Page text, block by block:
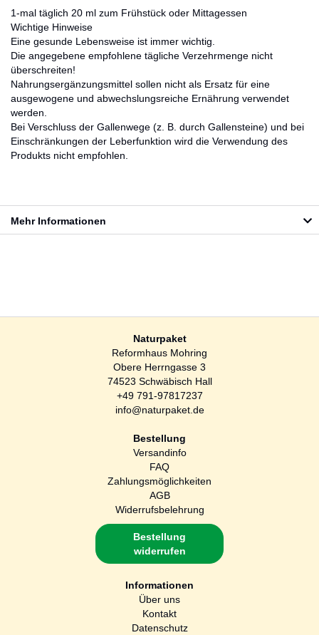
1-mal täglich 20 ml zum Frühstück oder Mittagessen
Wichtige Hinweise
Eine gesunde Lebensweise ist immer wichtig.
Die angegebene empfohlene tägliche Verzehrmenge nicht
überschreiten!
Nahrungsergänzungsmittel sollen nicht als Ersatz für eine
ausgewogene und abwechslungsreiche Ernährung verwendet
werden.
Bei Verschluss der Gallenwege (z. B. durch Gallensteine) und bei
Einschränkungen der Leberfunktion wird die Verwendung des
Produkts nicht empfohlen.
Mehr Informationen
Naturpaket
Reformhaus Mohring
Obere Herrngasse 3
74523 Schwäbisch Hall
+49 791-97817237
info@naturpaket.de
Bestellung
Versandinfo
FAQ
Zahlungsmöglichkeiten
AGB
Widerrufsbelehrung
Bestellung
widerrufen
Informationen
Über uns
Kontakt
Datenschutz